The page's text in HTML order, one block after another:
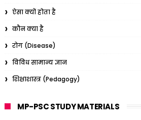
ऐसा क्यों होता है
कौन क्या है
रोग (Disease)
विविध सामान्य ज्ञान
शिक्षाशास्त्र (Pedagogy)
MP-PSC STUDY MATERIALS